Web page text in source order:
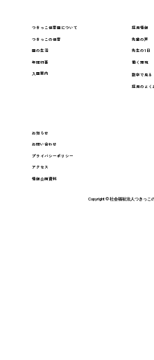
つきっこ保育園について
つきっこの保育
園の生活
年間行事
入園案内
採用情報
先輩の声
先生の1日
働く環境
数字で見る
採用のよく
お知らせ
お問い合わせ
プライバシーポリシー
アクセス
情報公開資料
Copyright © 社会福祉法人つきっこ